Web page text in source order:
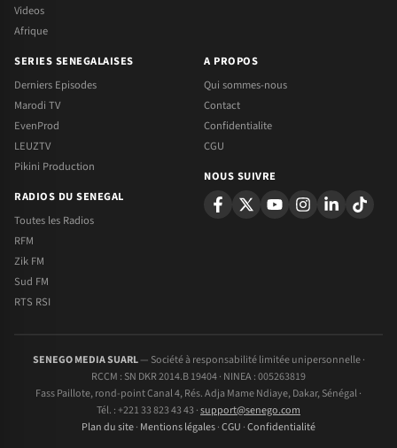
Videos
Afrique
SERIES SENEGALAISES
Derniers Episodes
Marodi TV
EvenProd
LEUZTV
Pikini Production
RADIOS DU SENEGAL
Toutes les Radios
RFM
Zik FM
Sud FM
RTS RSI
A PROPOS
Qui sommes-nous
Contact
Confidentialite
CGU
NOUS SUIVRE
SENEGO MEDIA SUARL— Société à responsabilité limitée unipersonnelle ·
RCCM : SN DKR 2014.B 19404 · NINEA : 005263819
Fass Paillote, rond-point Canal 4, Rés. Adja Mame Ndiaye, Dakar, Sénégal ·
Tél. : +221 33 823 43 43 ·support@senego.com
Plan du site· Mentions légales·CGU ·Confidentialité